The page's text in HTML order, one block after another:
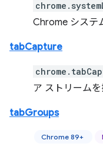
Chrome システ
tabCapture
ア ストリームを
tabGroups
Chrome 89+